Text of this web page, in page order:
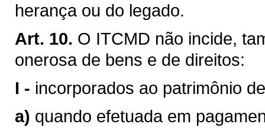
herança ou do legado.
Art. 10. O ITCMD não incide,
onerosa de bens e de direitos:
I - incorporados ao patrimônio
a) quando efetuada em